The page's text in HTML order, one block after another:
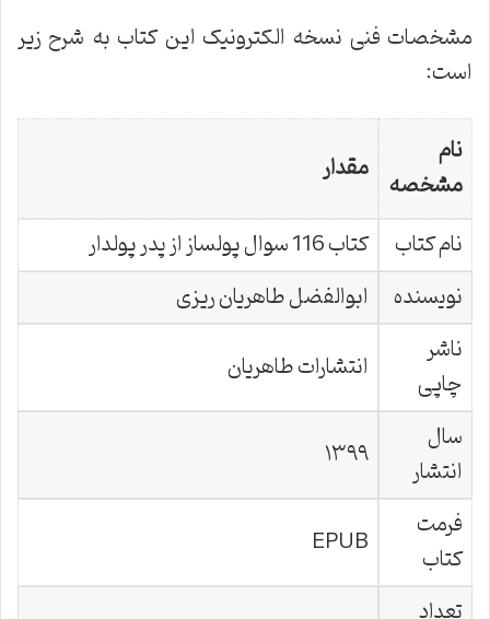
مشخصات فنی نسخه الکترونیک این کتاب به شرح زیر
است:
نام
مشخصه مقدار
نام کتاب
کتاب 116 سوال پولساز از پدر پولدار
نویسنده
ابوالفضل طاهریان ریزی
ناشر
چاپی
انتشارات طاهریان
سال
انتشار
۱۳۹۹
فرمت
کتاب
EPUB